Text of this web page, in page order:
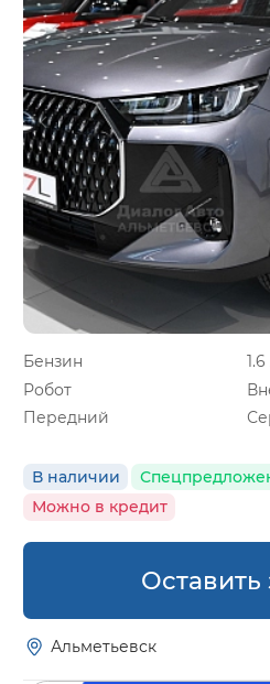
Бензин
Робот
Передний
В наличии
Можно в кредит
Оставить
Альметьевск